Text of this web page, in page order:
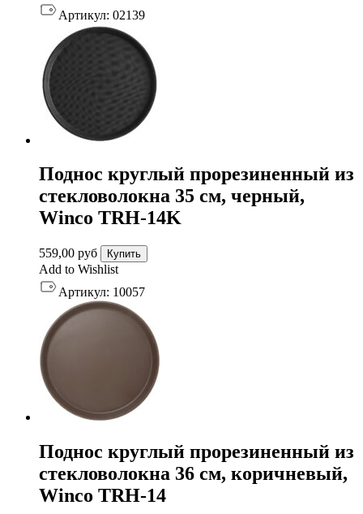
Артикул: 02139
Поднос круглый прорезиненный из
стекловолокна 35 см, черный,
Winco TRH-14K
559,00 руб Купить
Add to Wishlist
Артикул: 10057
Поднос круглый прорезиненный из
стекловолокна 36 см, коричневый,
Winco TRH-14